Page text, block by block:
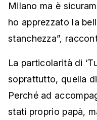
Milano ma è
ho apprezzato la
stanchezza”,
La particolarità di
soprattutto, quella
Perché ad
stati proprio papà,